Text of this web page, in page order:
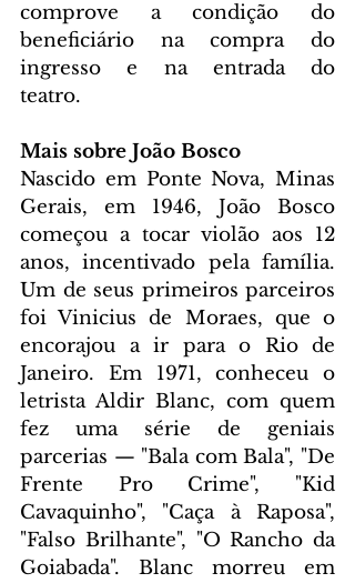
comprove a condição do
beneficiário na compra do
ingresso e na entrada do
teatro.
Mais sobre João Bosco
Nascido em Ponte Nova, Minas
Gerais, em 1946, João Bosco
começou a tocar violão aos 12
anos, incentivado pela família.
Um de seus primeiros parceiros
foi Vinicius de Moraes, que o
encorajou a ir para o Rio de
Janeiro. Em 1971, conheceu o
letrista Aldir Blanc, com quem
fez uma série de geniais
parcerias — "Bala com Bala", "De
Frente Pro Crime", "Kid
Cavaquinho", "Caça à Raposa",
"Falso Brilhante", "O Rancho da
Goiabada". Blanc morreu em